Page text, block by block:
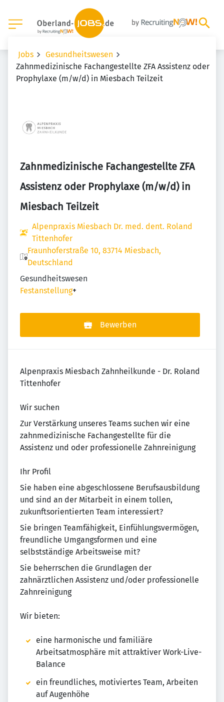
Jobs
Gesundheitswesen
Zahnmedizinische Fachangestellte ZFA Assistenz oder
Prophylaxe (m/w/d) in Miesbach Teilzeit
Zahnmedizinische Fachangestellte ZFA
Assistenz oder Prophylaxe (m/w/d) in
Miesbach Teilzeit
Alpenpraxis Miesbach Dr. med. dent. Roland
Tittenhofer
Fraunhoferstraße 10, 83714 Miesbach,
Deutschland
Gesundheitswesen
Festanstellung+
Bewerben
Alpenpraxis Miesbach Zahnheilkunde - Dr. Roland
Tittenhofer
Wir suchen
Zur Verstärkung unseres Teams suchen wir eine
zahnmedizinische Fachangestellte für die
Assistenz und oder professionelle Zahnreinigung
Ihr Profil
Sie haben eine abgeschlossene Berufsausbildung
und sind an der Mitarbeit in einem tollen,
zukunftsorientierten Team interessiert?
Sie bringen Teamfähigkeit, Einfühlungsvermögen,
freundliche Umgangsformen und eine
selbstständige Arbeitsweise mit?
Sie beherrschen die Grundlagen der
zahnärztlichen Assistenz und/oder professionelle
Zahnreinigung
Wir bieten:
eine harmonische und familiäre
Arbeitsatmosphäre mit attraktiver Work-Live-
Balance
ein freundliches, motiviertes Team, Arbeiten
auf Augenhöhe